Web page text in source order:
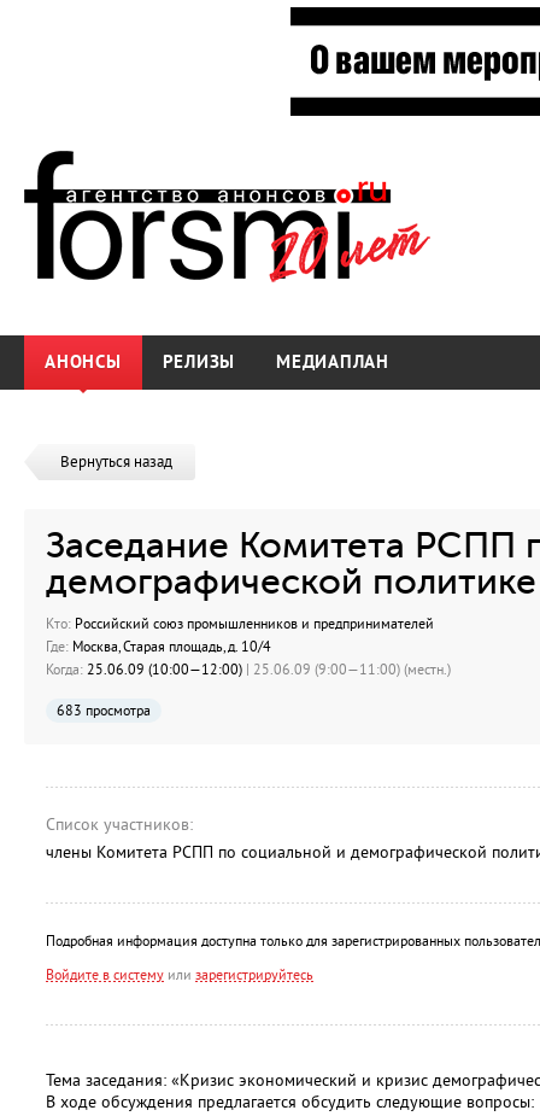
АНОНСЫ РЕЛИЗЫ МЕДИАПЛАН
Вернуться назад
Заседание Комитета РСПП
демографической политике
Кто: Российский союз промышленников и предпринимателей
Где: Москва, Старая площадь, д. 10/4
Когда: 25.06.09 (10:00—12:00) | 25.06.09 (9:00—11:00) (местн.)
683 просмотра
Список участников:
члены Комитета РСПП по социальной и демографической
Подробная информация доступна только для зарегистрированных
Войдите в систему или зарегистрируйтесь
Тема заседания: «Кризис экономический и кризис
В ходе обсуждения предлагается обсудить следующие вопросы: